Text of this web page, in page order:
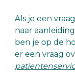
Als je een
naar
ben je op de
er een vraag